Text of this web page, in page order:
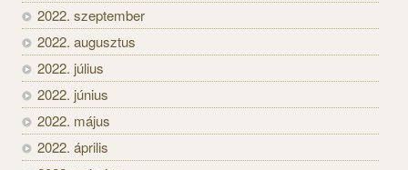
2022. szeptember
2022. augusztus
2022. július
2022. június
2022. május
2022. április